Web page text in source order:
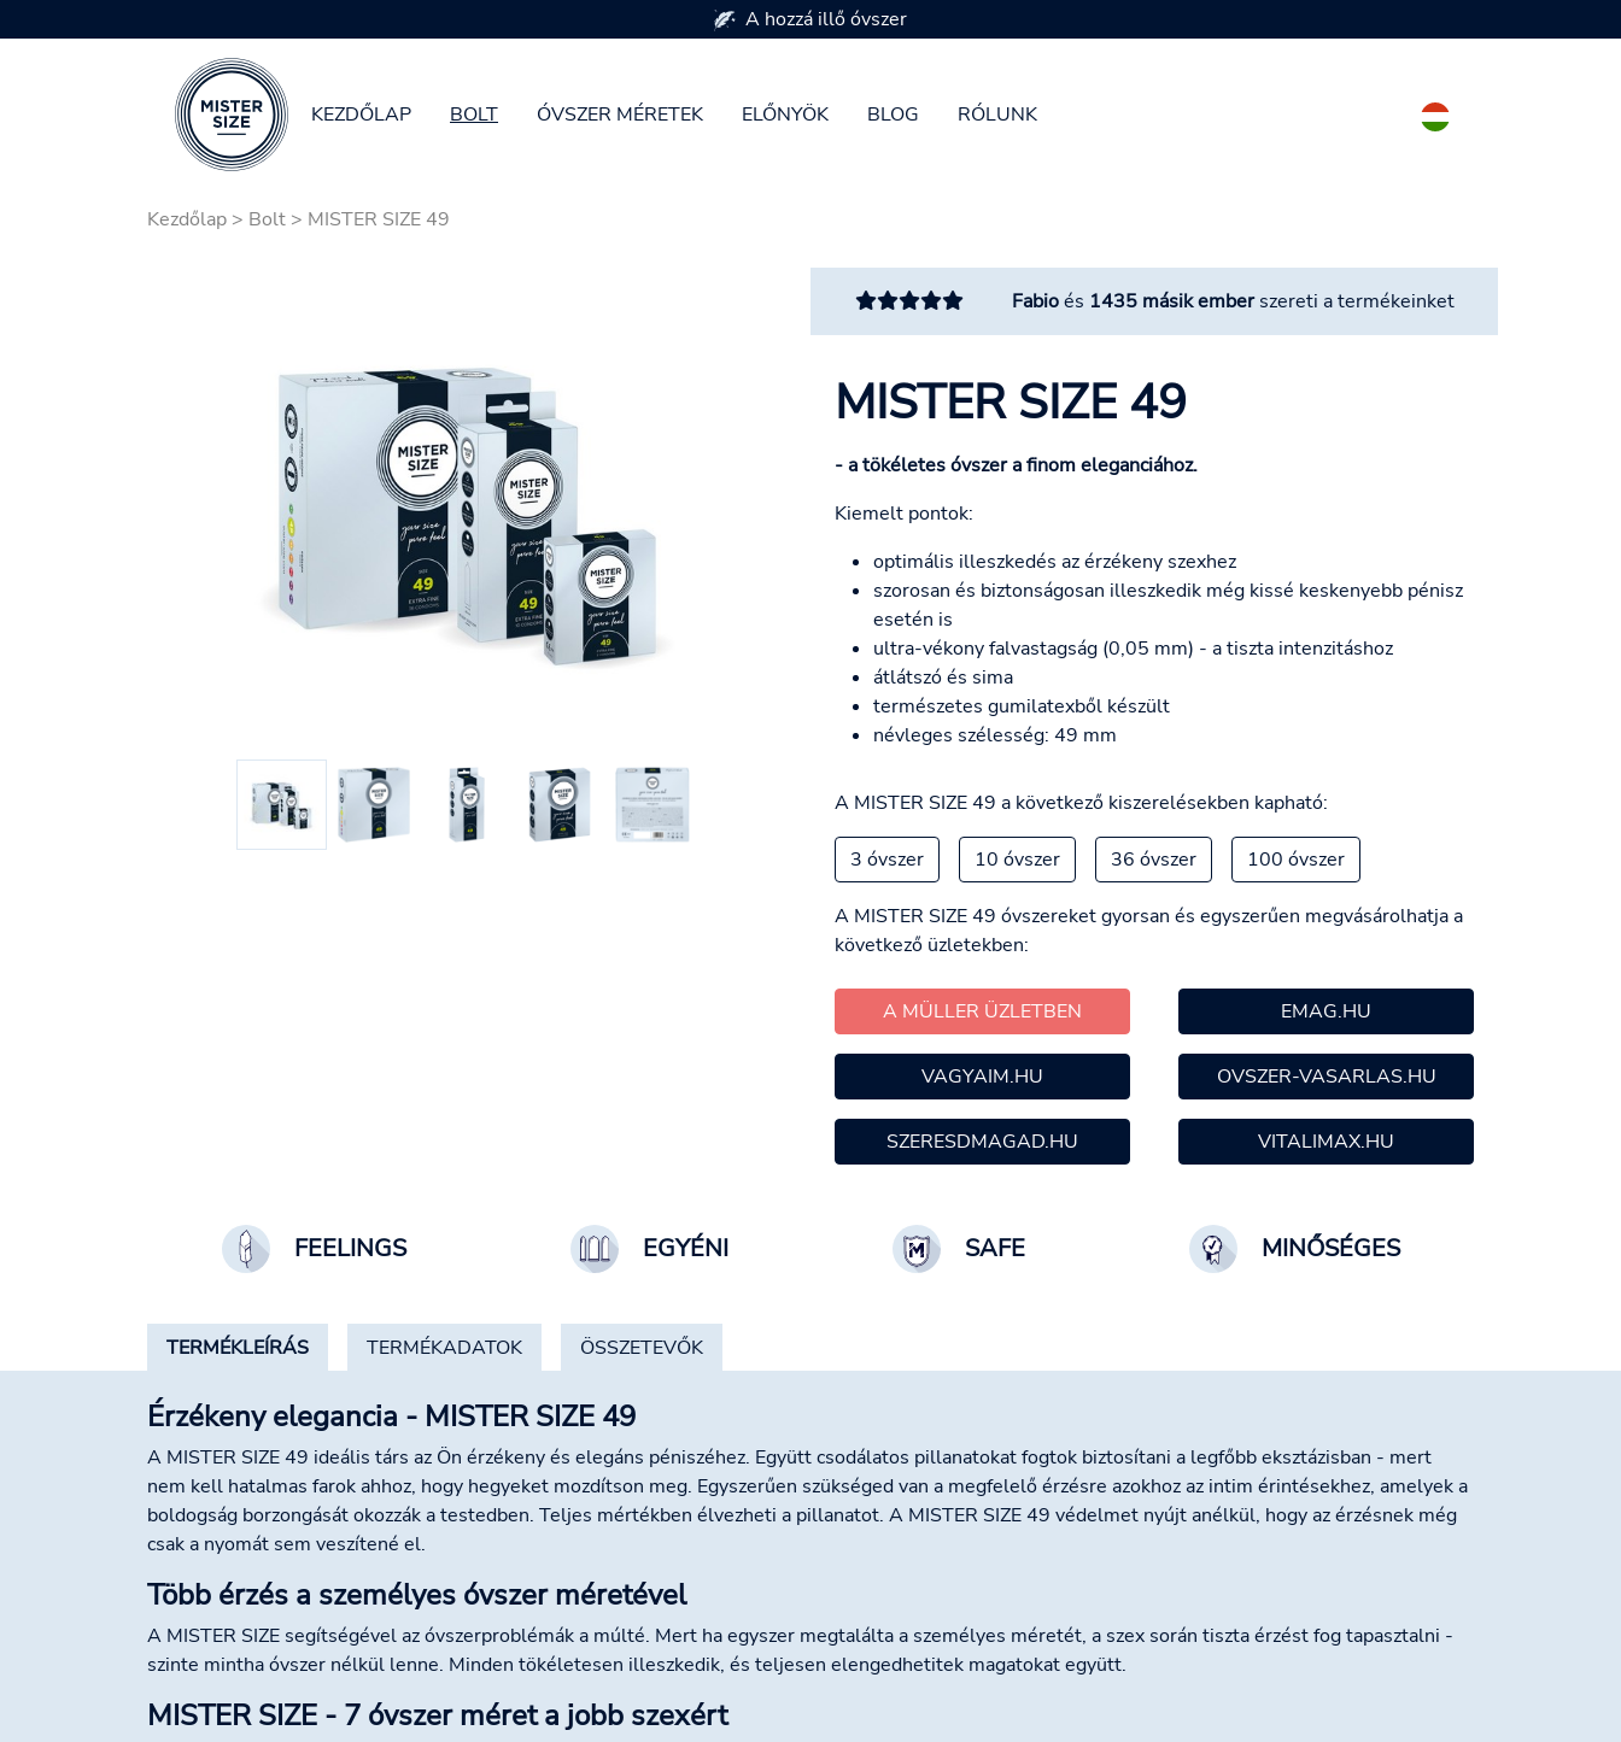
KEZDŐLAP BOLT ÓVSZER MÉRETEK ELŐNYÖK BLOG RÓLUNK
A hozzá illő óvszer
Kezdőlap > Bolt > MISTER SIZE 49
Fabioés 1435 másik emberszereti a termékeinket
MISTER SIZE 49
- a tökéletes óvszer a finom eleganciához.
Kiemelt pontok:
optimális illeszkedés az érzékeny szexhez
szorosan és biztonságosan illeszkedik még kissé keskenyebb pénisz
esetén is
ultra-vékony falvastagság (0,05 mm) - a tiszta intenzitáshoz
átlátszó és sima
természetes gumilatexből készült
névleges szélesség: 49 mm
A MISTER SIZE 49 a következő kiszerelésekben kapható:
3 óvszer 10 óvszer 36 óvszer 100 óvszer
A MISTER SIZE 49 óvszereket gyorsan és egyszerűen megvásárolhatja a
következő üzletekben:
A MÜLLER ÜZLETBEN EMAG.HU
VAGYAIM.HU OVSZER-VASARLAS.HU
SZERESDMAGAD.HU VITALIMAX.HU
FEELINGS EGYÉNI SAFE MINŐSÉGES
TERMÉKLEÍRÁS TERMÉKADATOK ÖSSZETEVŐK
Érzékeny elegancia - MISTER SIZE 49
A MISTER SIZE 49 ideális társ az Ön érzékeny és elegáns péniszéhez. Együtt csodálatos pillanatokat fogtok biztosítani a legfőbb eksztázisban - mert
nem kell hatalmas farok ahhoz, hogy hegyeket mozdítson meg. Egyszerűen szükséged van a megfelelő érzésre azokhoz az intim érintésekhez, amelyek a
boldogság borzongását okozzák a testedben. Teljes mértékben élvezheti a pillanatot. A MISTER SIZE 49 védelmet nyújt anélkül, hogy az érzésnek még
csak a nyomát sem veszítené el.
Több érzés a személyes óvszer méretével
A MISTER SIZE segítségével az óvszerproblémák a múlté. Mert ha egyszer megtalálta a személyes méretét, a szex során tiszta érzést fog tapasztalni -
szinte mintha óvszer nélkül lenne. Minden tökéletesen illeszkedik, és teljesen elengedhetitek magatokat együtt.
MISTER SIZE - 7 óvszer méret a jobb szexért